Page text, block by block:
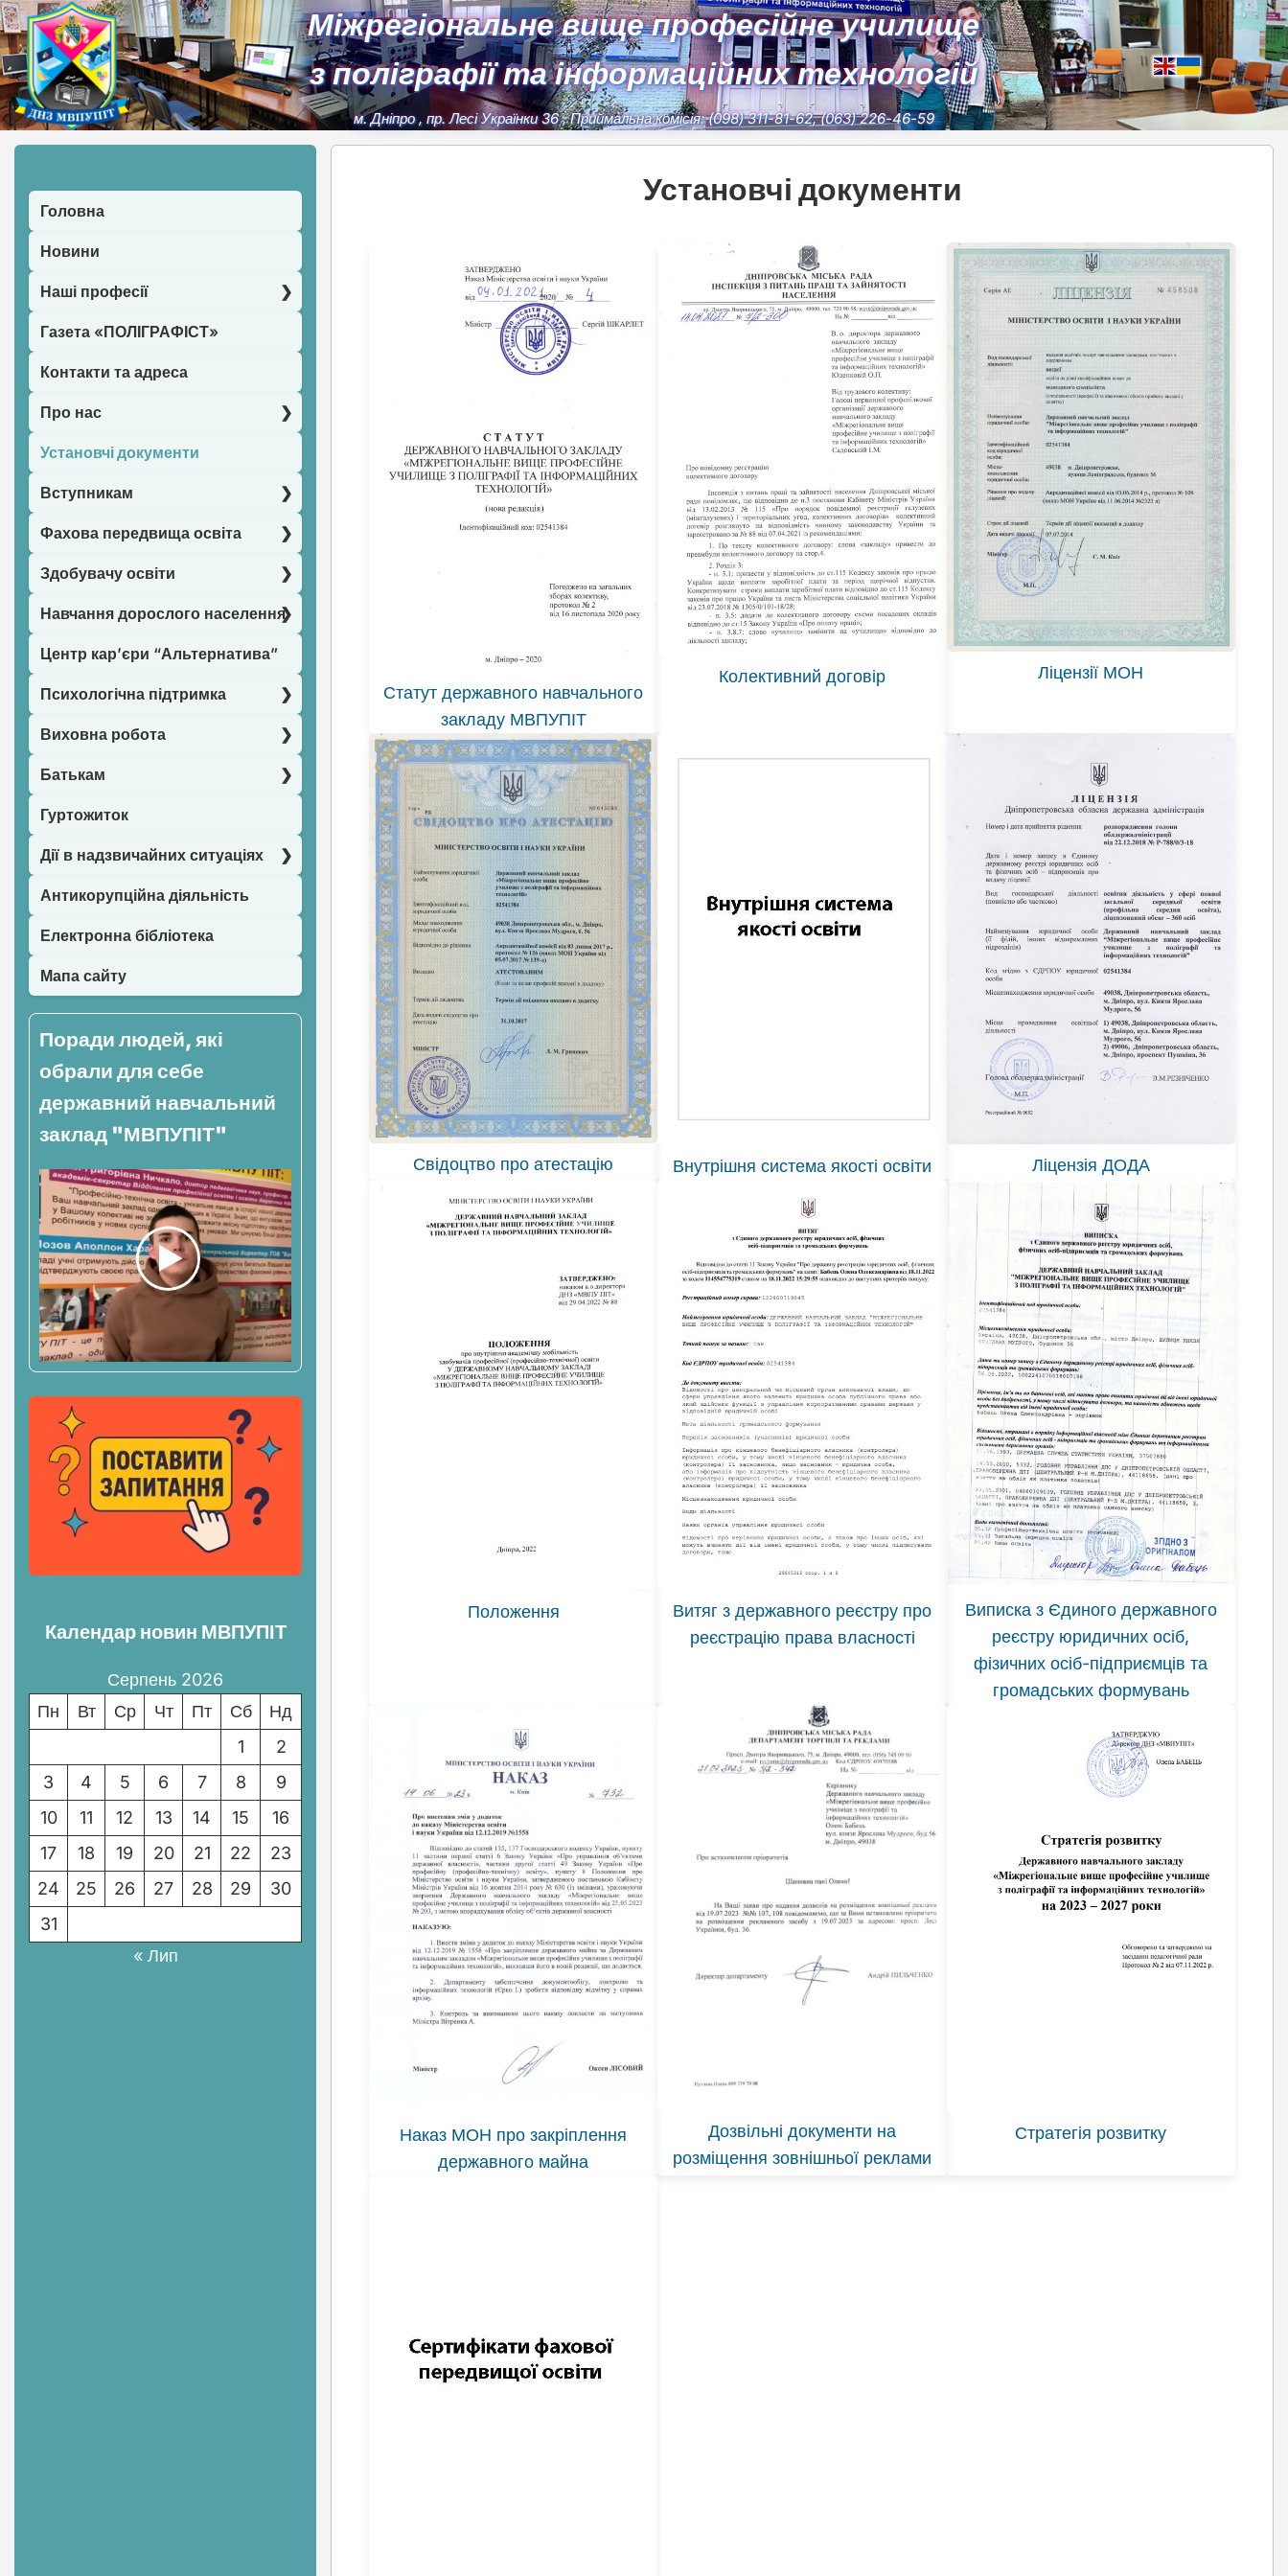
Міжрегіональне вище професійне училище
з поліграфії та інформаційних технологій
м. Дніпро,пр. Лесі Українки 36, Приймальна комісія:(098) 311-81-62, (063) 226-46-59
Головна
Новини
Наші професії
Газета «ПОЛІГРАФІСТ»
Контакти та адреса
Про нас
Установчі документи
Вступникам
Фахова передвища освіта
Здобувачу освіти
Навчання дорослого населення
Центр кар’єри “Альтернатива”
Психологічна підтримка
Виховна робота
Батькам
Гуртожиток
Дії в надзвичайних ситуаціях
Антикорупційна діяльність
Електронна бібліотека
Мапа сайту
Поради людей, які
обрали для себе
державний навчальний
заклад "МВПУПІТ"
Календар новин МВПУПІТ
Серпень 2026
Пн
Вт Ср Чт Пт Сб
Нд
1
2
3
4 5 6 7 8
9
10
11 12 13 14 15
16
17
18 19 20 21 22
23
24
25 26 27 28 29
30
31
« Лип
Установчі документи
Статут державного навчального
закладу МВПУПІТ
Колективний договір Ліцензії МОН
Свідоцтво про атестацію Внутрішня система якості освіти Ліцензія ДОДА
Положення
Витяг з державного реєстру про
реєстрацію права власності
Виписка з Єдиного державного
реєстру юридичних осіб,
фізичних осіб-підприємців та
громадських формувань
Наказ МОН про закріплення
державного майна
Дозвільні документи на
розміщення зовнішньої реклами
Стратегія розвитку